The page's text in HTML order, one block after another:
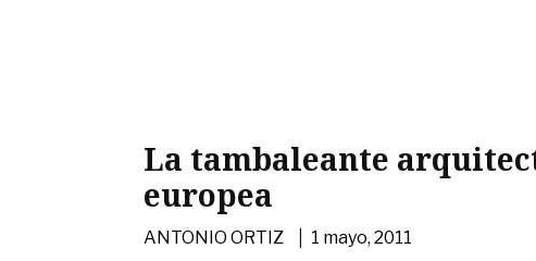
La tambaleante
europea
ANTONIO ORTIZ | 1 mayo, 2011